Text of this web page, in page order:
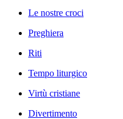
Le nostre croci
Preghiera
Riti
Tempo liturgico
Virtù cristiane
Divertimento